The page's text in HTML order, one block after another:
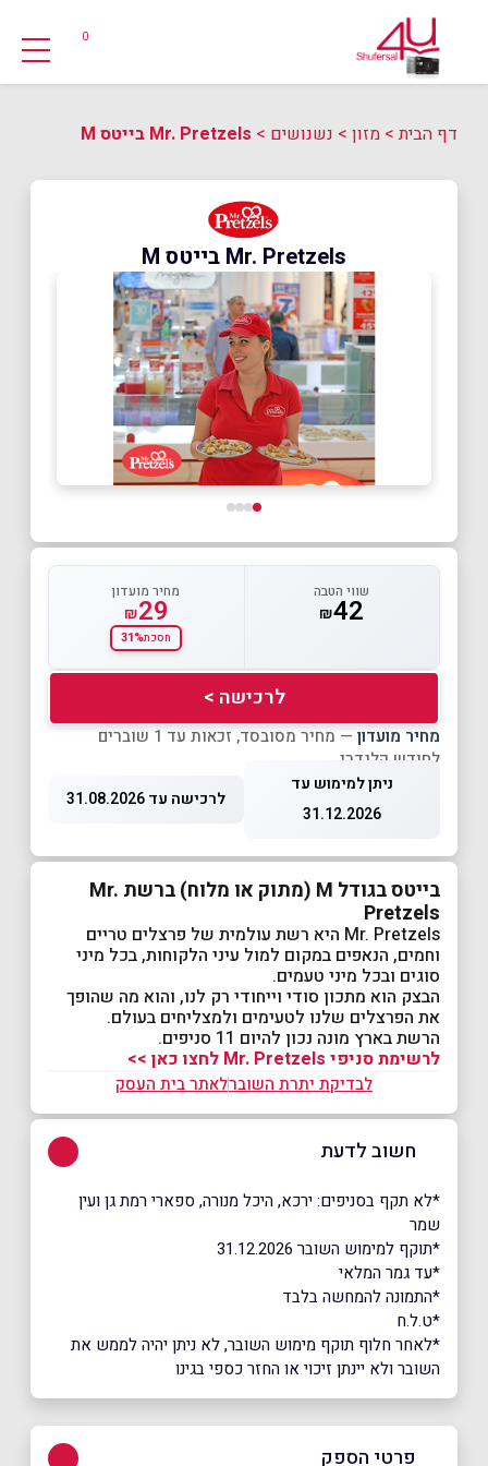
0
דף הבית> מזון > נשנושים > Mr. Pretzels בייטס M
Mr. Pretzels בייטס M
שווי הטבה
₪42
מחיר מועדון
₪29
חסכת31%
לרכישה >
מחיר מועדון
— מחיר מסובסד, זכאות עד 1 שוברים
לחודש קלנדרי
ניתן למימוש עד
31.12.2026
לרכישה עד 31.08.2026
בייטס בגודל M (מתוק או מלוח) ברשת Mr.
Pretzels
Mr. Pretzels היא רשת עולמית של פרצלים טריים
וחמים, הנאפים במקום למול עיני הלקוחות, בכל מיני
סוגים ובכל מיני טעמים.
הבצק הוא מתכון סודי וייחודי רק לנו, והוא מה שהופך
את הפרצלים שלנו לטעימים ולמצליחים בעולם.
הרשת בארץ מונה נכון להיום 11 סניפים.
לרשימת סניפי Mr. Pretzels לחצו כאן >>
לבדיקת יתרת השוברלאתר בית העסק
חשוב לדעת
*לא תקף בסניפים: ירכא, היכל מנורה, ספארי רמת גן ועין
שמר
*תוקף למימוש השובר 31.12.2026
*עד גמר המלאי
*התמונה להמחשה בלבד
*ט.ל.ח
*לאחר חלוף תוקף מימוש השובר, לא ניתן יהיה לממש את
השובר ולא יינתן זיכוי או החזר כספי בגינו
פרטי הספק